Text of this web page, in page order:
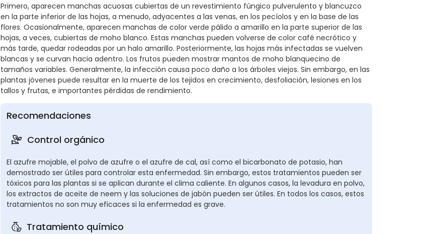
Primero, aparecen manchas acuosas cubiertas de un revestimiento fúngico pulverulento y blancuzco
en la parte inferior de las hojas, a menudo, adyacentes a las venas, en los pecíolos y en la base de las
flores. Ocasionalmente, aparecen manchas de color verde pálido a amarillo en la parte superior de las
hojas, a veces, cubiertas de moho blanco. Estas manchas pueden volverse de color café necrótico y
más tarde, quedar rodeadas por un halo amarillo. Posteriormente, las hojas más infectadas se vuelven
blancas y se curvan hacia adentro. Los frutos pueden mostrar mantos de moho blanquecino de
tamaños variables. Generalmente, la infección causa poco daño a los árboles viejos. Sin embargo, en las
plantas jóvenes puede resultar en la muerte de los tejidos en crecimiento, desfoliación, lesiones en los
tallos y frutas, e importantes pérdidas de rendimiento.
Recomendaciones
Control orgánico
El azufre mojable, el polvo de azufre o el azufre de cal, así como el bicarbonato de potasio, han
demostrado ser útiles para controlar esta enfermedad. Sin embargo, estos tratamientos pueden ser
tóxicos para las plantas si se aplican durante el clima caliente. En algunos casos, la levadura en polvo,
los extractos de aceite de neem y las soluciones de jabón pueden ser útiles. En todos los casos, estos
tratamientos no son muy eficaces si la enfermedad es grave.
Tratamiento químico